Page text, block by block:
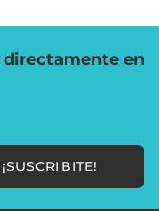
directamente en
¡SUSCRIBITE!